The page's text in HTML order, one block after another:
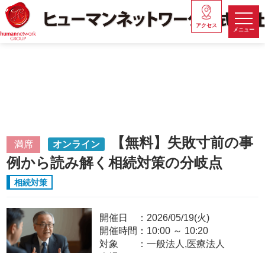
メニュー
アクセス
満席 オンライン
【無料】失敗寸前の事
例から読み解く相続対策の分岐点
相続対策
開催日
2026/05/19(火)
開催時間： 10:00～ 10:20
対象
一般法人,医療法人